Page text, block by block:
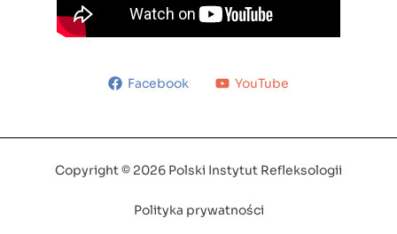
Facebook YouTube
Copyright © 2026 Polski Instytut Refleksologii
Polityka prywatności